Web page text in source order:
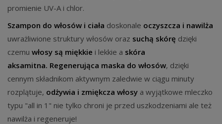
promienie UV-A i chlor.
Szampon do włosów i ciała doskonale oczyszcza i nawilża
uwrażliwione struktury włosów oraz suchą skórę dzięki
czemu włosy są miękkie i lekkie a skóra
aksamitna. Regenerująca maska do włosów, dzięki
cennym składnikom aktywnym zaledwie w ciągu minuty
rozplątuje, odżywia i zmiękcza włosy a wyjątkowe mleczko
typu "all in 1" nie tylko chroni je przed uszkodzeniami ale też
nawilża i regeneruje!